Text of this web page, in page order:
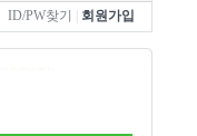
ID/PW찾기 회원가입